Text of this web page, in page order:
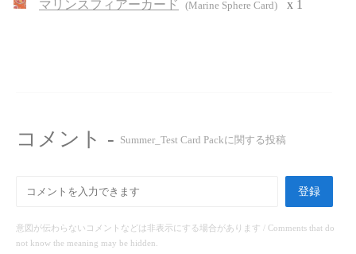
マリンスフィアーカード
(Marine Sphere Card) x 1
コメント - Summer_Test Card Packに関する投稿
登録
意図が伝わらないコメントなどは非表示にする場合があります / Comments that do
not know the meaning may be hidden.